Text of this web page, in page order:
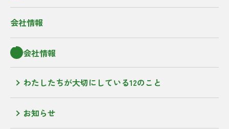
会社情報
会社情報
わたしたちが大切にしている12のこと
お知らせ